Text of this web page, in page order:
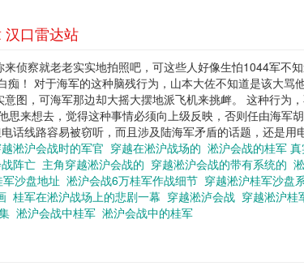
汉口雷达站
侦察就老老实实地拍照吧，可这些人好像生怕1044军不
！ 对于海军的这种脑残行为，山本大佐不知道是该大
图，可海军那边却大摇大摆地派飞机来挑衅。 这种行为
思来想去，觉得这种事情必须向上级反映，否则任由海军
话线路容易被窃听，而且涉及陆海军矛盾的话题，还是用
淞沪会战时的军官 穿越在淞沪战场的 淞沪会战的桂军 真
阵亡 主角穿越淞沪会战的 穿越淞沪会战的带有系统的
沙盘地址 淞沪会战6万桂军作战细节 穿越淞沪桂军沙盘
桂军在淞沪战场上的悲剧一幕 穿越淞泸会战 穿越淞沪桂
淞沪会战中桂军 淞沪会战中的桂军